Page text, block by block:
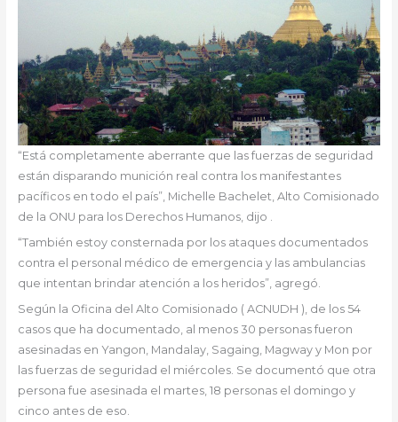
“Está completamente aberrante que las fuerzas de seguridad
están disparando munición real contra los manifestantes
pacíficos en todo el país”, Michelle Bachelet, Alto Comisionado
de la ONU para los Derechos Humanos, dijo .
“También estoy consternada por los ataques documentados
contra el personal médico de emergencia y las ambulancias
que intentan brindar atención a los heridos”, agregó.
Según la Oficina del Alto Comisionado ( ACNUDH ), de los 54
casos que ha documentado, al menos 30 personas fueron
asesinadas en Yangon, Mandalay, Sagaing, Magway y Mon por
las fuerzas de seguridad el miércoles. Se documentó que otra
persona fue asesinada el martes, 18 personas el domingo y
cinco antes de eso.